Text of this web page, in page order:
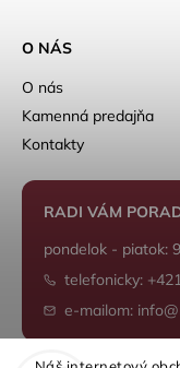
O NÁS
O nás
Kamenná predajňa
Kontakty
RADI VÁM
pondelok - piatok:
telefonicky:
e-mailom: